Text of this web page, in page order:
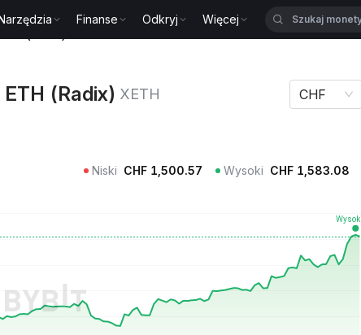
Finanse Odkryj Więcej
(Radix) XETH CHF
Niski CHF 1,500.57 Wysoki CHF 1,583.08